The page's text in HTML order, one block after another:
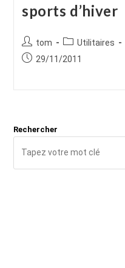
sports d’hiver
Auteur/autrice
de
tom
Post
category:
Utilitaires
Publication
29/11/2011
Rechercher